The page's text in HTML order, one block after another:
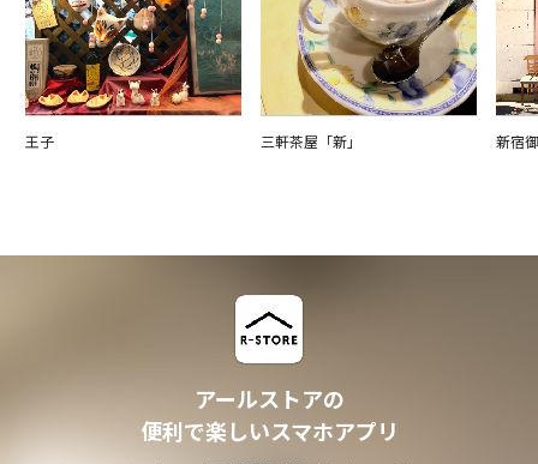
王子 三軒茶屋「新」 新宿
アールストアの
便利で楽しいスマホアプリ